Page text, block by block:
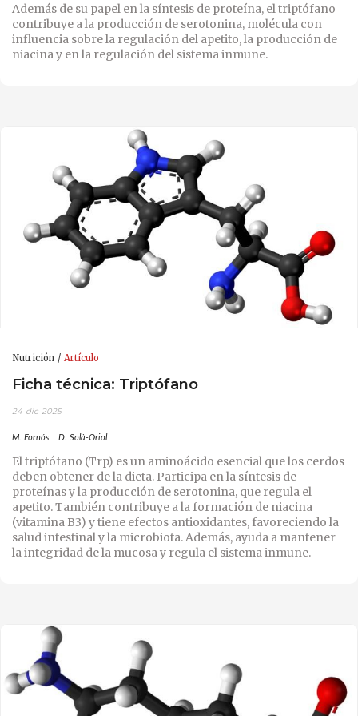
Además de su papel en la síntesis de proteína, el triptófano
contribuye a la producción de serotonina, molécula con
influencia sobre la regulación del apetito, la producción de
niacina y en la regulación del sistema inmune.
Nutrición Artículo
Ficha técnica: Triptófano
24-dic-2025
M. Fornós D. Solà-Oriol
El triptófano (Trp) es un aminoácido esencial que los cerdos
deben obtener de la dieta. Participa en la síntesis de
proteínas y la producción de serotonina, que regula el
apetito. También contribuye a la formación de niacina
(vitamina B3) y tiene efectos antioxidantes, favoreciendo la
salud intestinal y la microbiota. Además, ayuda a mantener
la integridad de la mucosa y regula el sistema inmune.